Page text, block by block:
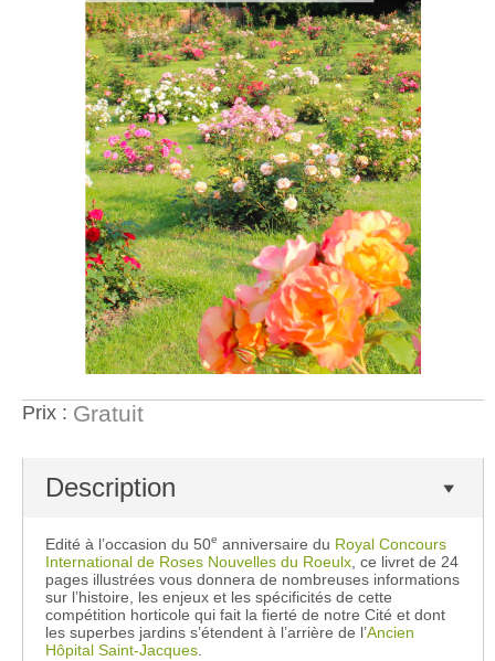
Prix : Gratuit
Description
Edité à l’occasion du 50e anniversaire du Royal Concours
International de Roses Nouvelles du Roeulx , ce livret de 24
pages illustrées vous donnera de nombreuses informations
sur l’histoire, les enjeux et les spécificités de cette
compétition horticole qui fait la fierté de notre Cité et dont
les superbes jardins s’étendent à l’arrière de l’Ancien
Hôpital Saint-Jacques